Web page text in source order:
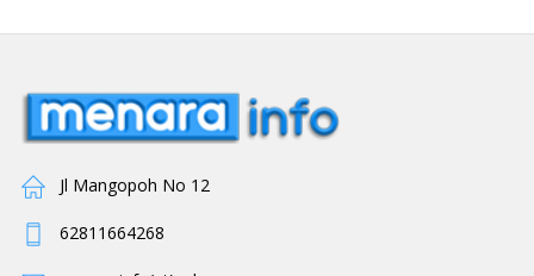
Jl Mangopoh No 12
62811664268